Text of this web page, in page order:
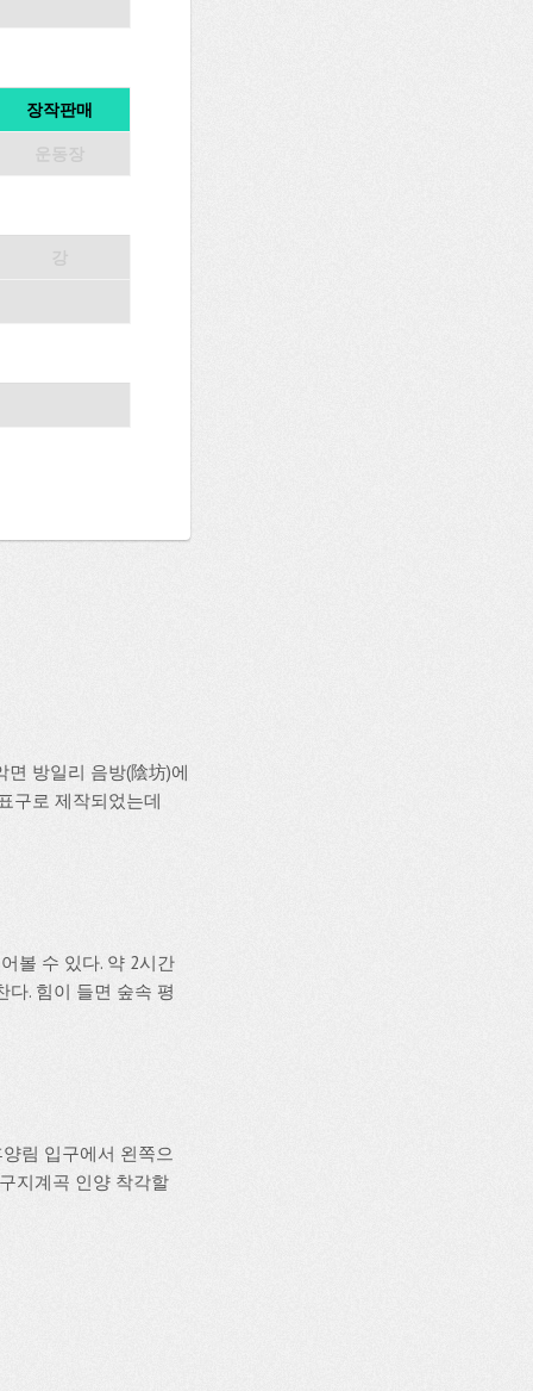
장작판매
방일리 음방(陰坊)에
구로 제작되었는데
볼 수 있다. 약 2시간
다. 힘이 들면 숲속 평
림 입구에서 왼쪽으
지계곡 인양 착각할